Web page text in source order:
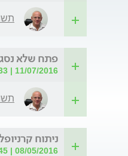
פתח שלא
11/07/2016 | 19:33 | מאת: אסתר
ניתוח
08/05/2016 | 16:45 | מאת: יותם